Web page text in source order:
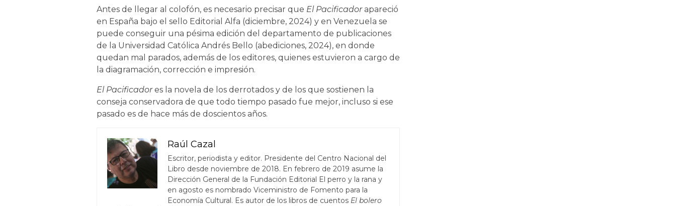
Antes de llegar al colofón, es necesario precisar que El Pacificadorapareció
en España bajo el sello Editorial Alfa (diciembre, 2024) y en Venezuela se
puede conseguir una pésima edición del departamento de publicaciones
de la Universidad Católica Andrés Bello (abediciones, 2024), en donde
quedan mal parados, además de los editores, quienes estuvieron a cargo de
la diagramación, corrección e impresión.
El Pacificadores la novela de los derrotados y de los que sostienen la
conseja conservadora de que todo tiempo pasado fue mejor, incluso si ese
pasado es de hace más de doscientos años.
Raúl Cazal
Escritor, periodista y editor. Presidente del Centro Nacional del
Libro desde noviembre de 2018. En febrero de 2019 asume la
Dirección General de la Fundación Editorial El perro y la rana y
en agosto es nombrado Viceministro de Fomento para la
Economía Cultural. Es autor de los libros de cuentos El bolero